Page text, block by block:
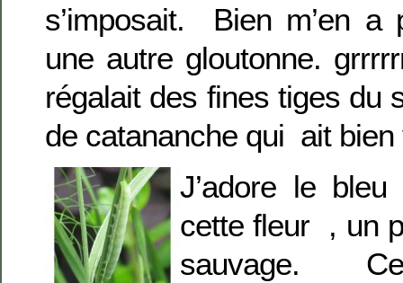
s’imposait. Bien m’en a
une autre gloutonne.
régalait des fines tiges du
de catananche qui ait
J’adore le bleu
cette fleur , un
sauvage.